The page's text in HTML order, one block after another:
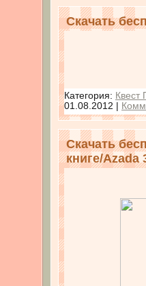
Скачать
Категория: Квест
01.08.2012 |
Скачать
книге/Azada